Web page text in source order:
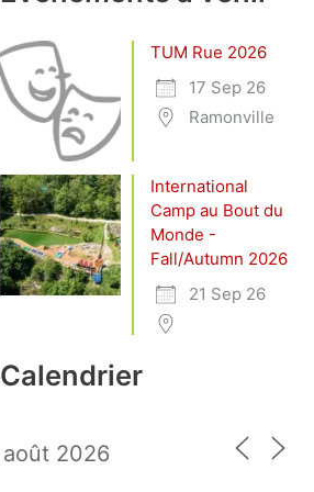
TUM Rue 2026
17 Sep 26
Ramonville
International
Camp au Bout du
Monde -
Fall/Autumn 2026
21 Sep 26
Calendrier